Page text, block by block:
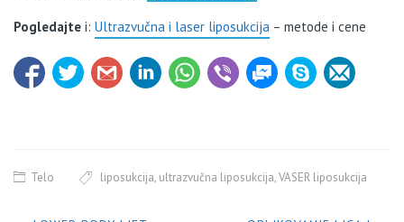
Pogledajte i: Ultrazvučna i laser liposukcija – metode i cene
Telo liposukcija, ultrazvučna liposukcija,VASER liposukcija